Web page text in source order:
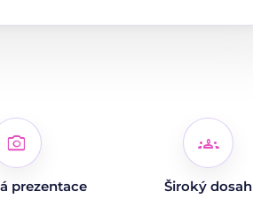
photo_camera
prezentace
groups
Široký dosah